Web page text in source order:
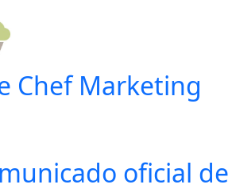
Chef Marketing
oficial